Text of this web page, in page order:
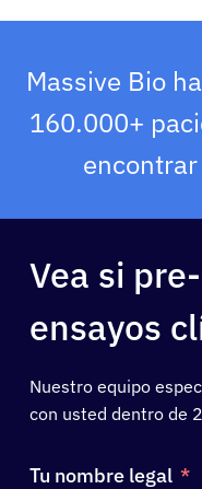
Massive Bio
160.000+
Vea si
ensayos
Nuestro equipo
con usted dentro de
Tu nombre legal